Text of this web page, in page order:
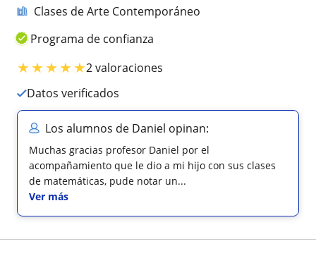
Clases de Arte Contemporáneo
Programa de confianza
★★★★★2 valoraciones
Datos verificados
Los alumnos de Daniel opinan:
Muchas gracias profesor Daniel por el
acompañamiento que le dio a mi hijo con sus clases
de matemáticas, pude notar un...
Ver más